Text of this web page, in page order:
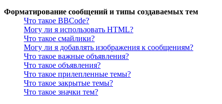
Форматирование сообщений и типы создаваемых тем
Что такое BBCode?
Могу ли я использовать HTML?
Что такое смайлики?
Могу ли я добавлять изображения к сообщениям?
Что такое важные объявления?
Что такое объявления?
Что такое прилепленные темы?
Что такое закрытые темы?
Что такое значки тем?